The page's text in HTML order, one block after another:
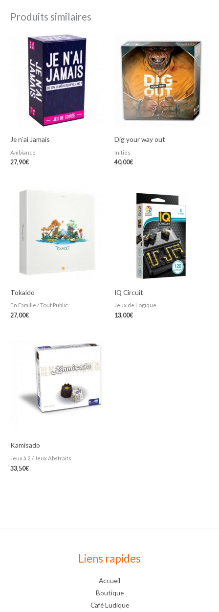
Produits similaires
Je n’ai Jamais
Ambiance
27,90€
Dig your way out
Initiés
40,00€
Tokaido
En Famille / Tout Public
27,00€
IQ Circuit
Jeux de Logique
13,00€
Kamisado
Jeux à 2 / Jeux Abstraits
33,50€
Liens rapides
Accueil
Boutique
Café Ludique